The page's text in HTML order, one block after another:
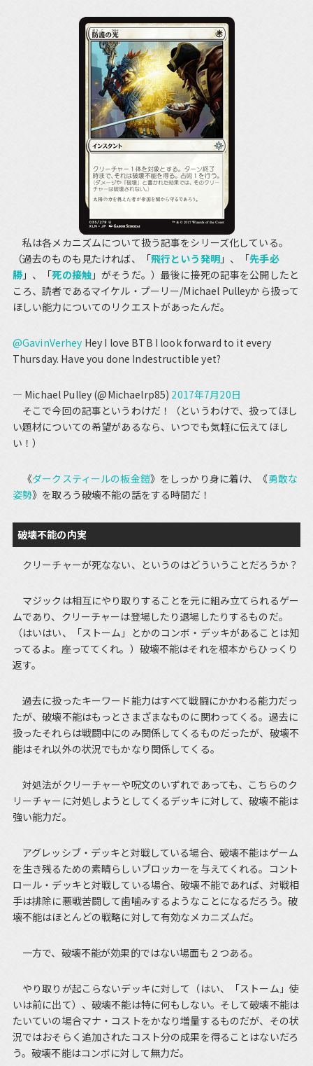
私は各メカニズムについて扱う記事をシリーズ化している。
（過去のものも見たければ、「飛行という発明」、「先手必
勝」、「死の接触 」がそうだ。）最後に接死の記事を公開したと
ころ、読者であるマイケル・プーリー/Michael Pulleyから扱って
ほしい能力についてのリクエストがあったんだ。
@GavinVerhey Hey I love BTB I look forward to it every
Thursday. Have you done Indestructible yet?
— Michael Pulley (@Michaelrp85) 2017年7月20日
そこで今回の記事というわけだ！（というわけで、扱ってほし
い題材についての希望があるなら、いつでも気軽に伝えてほし
い！）
《ダークスティールの板金鎧》をしっかり身に着け、《勇敢な
姿勢》を取ろう――破壊不能の話をする時間だ！
破壊不能の内実
クリーチャーが死なない、というのはどういうことだろうか？
マジックは相互にやり取りすることを元に組み立てられるゲー
ムであり、クリーチャーは登場したり退場したりするものだ。
（はいはい、「ストーム」とかのコンボ・デッキがあることは知
ってるよ。座っててくれ。）破壊不能はそれを根本からひっくり
返す。
過去に扱ったキーワード能力はすべて戦闘にかかわる能力だっ
たが、破壊不能はもっとさまざまなものに関わってくる。過去に
扱ったそれらは戦闘中にのみ関係してくるものだったが、破壊不
能はそれ以外の状況でもかなり関係してくる。
対処法がクリーチャーや呪文のいずれであっても、こちらのク
リーチャーに対処しようとしてくるデッキに対して、破壊不能は
強い能力だ。
アグレッシブ・デッキと対戦している場合、破壊不能はゲーム
を生き残るための素晴らしいブロッカーを与えてくれる。コント
ロール・デッキと対戦している場合、破壊不能であれば、対戦相
手は排除に悪戦苦闘して歯噛みするようなことになるだろう。破
壊不能はほとんどの戦略に対して有効なメカニズムだ。
一方で、破壊不能が効果的ではない場面も２つある。
やり取りが起こらないデッキに対して（はい、「ストーム」使
いは前に出て）、破壊不能は特に何もしない。そして破壊不能は
たいていの場合マナ・コストをかなり増量するものだが、その状
況ではおそらく追加されたコスト分の成果を得ることはないだろ
う。破壊不能はコンボに対して無力だ。